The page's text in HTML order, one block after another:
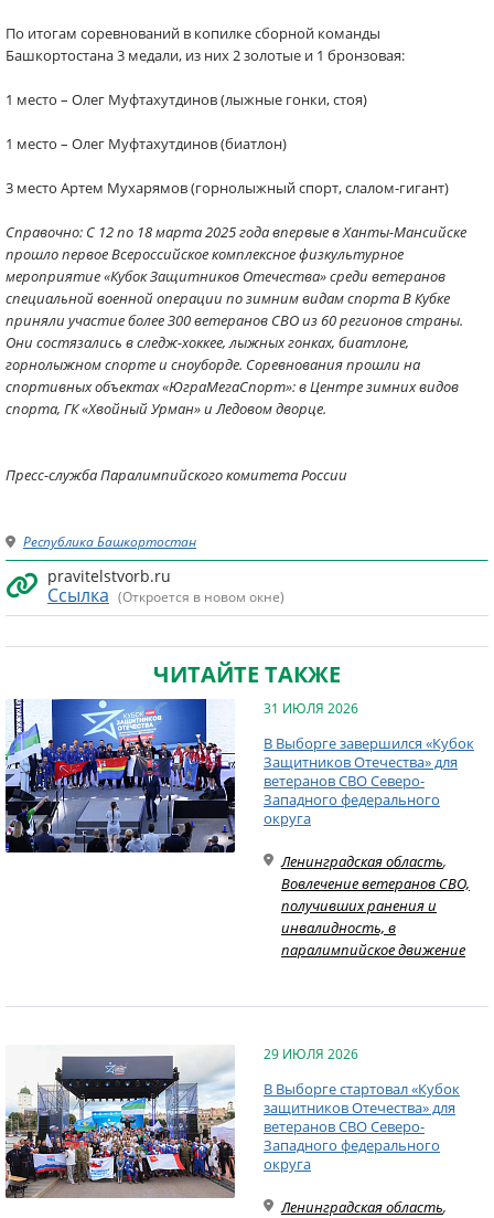
По итогам соревнований в копилке сборной команды
Башкортостана 3 медали, из них 2 золотые и 1 бронзовая:
1 место – Олег Муфтахутдинов (лыжные гонки, стоя)
1 место – Олег Муфтахутдинов (биатлон)
3 место Артем Мухарямов (горнолыжный спорт, слалом-гигант)
Справочно: С 12 по 18 марта 2025 года впервые в Ханты-Мансийске
прошло первое Всероссийское комплексное физкультурное
мероприятие «Кубок Защитников Отечества» среди ветеранов
специальной военной операции по зимним видам спорта В Кубке
приняли участие более З00 ветеранов СВО из 60 регионов страны.
Они состязались в следж-хоккее, лыжных гонках, биатлоне,
горнолыжном спорте и сноуборде. Соревнования прошли на
спортивных объектах «ЮграМегаСпорт»: в Центре зимних видов
спорта, ГК «Хвойный Урман» и Ледовом дворце.
Пресс-служба Паралимпийского комитета России
Республика Башкортостан
pravitelstvorb.ru
Ссылка (Откроется в новом окне)
ЧИТАЙТЕ ТАКЖЕ
31 ИЮЛЯ 2026
В Выборге завершился «Кубок
Защитников Отечества» для
ветеранов СВО Северо-
Западного федерального
округа
Ленинградская область,
Вовлечение ветеранов СВО,
получивших ранения и
инвалидность, в
паралимпийское движение
29 ИЮЛЯ 2026
В Выборге стартовал «Кубок
защитников Отечества» для
ветеранов СВО Северо-
Западного федерального
округа
Ленинградская область,